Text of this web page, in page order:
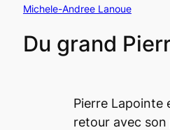
Michele-Andree Lanoue
Du grand
Pierre Lapointe
retour avec